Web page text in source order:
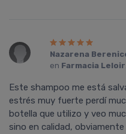
Nazarena
en Farmacia Leloir
Este shampoo me está
estrés muy fuerte perdí­
botella que utilizo y veo
sino en calidad,